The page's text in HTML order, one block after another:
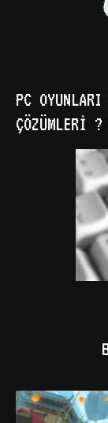
PC
ÇÖZÜMLERI ?